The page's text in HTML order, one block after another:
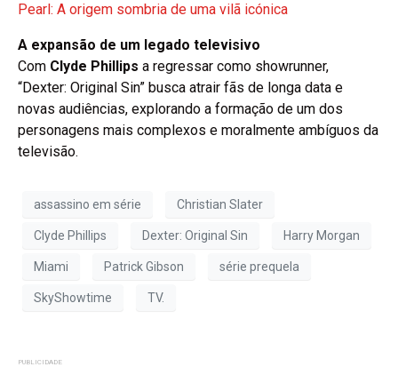
Pearl: A origem sombria de uma vilã icónica
A expansão de um legado televisivo
Com Clyde Phillips a regressar como showrunner,
“Dexter: Original Sin” busca atrair fãs de longa data e
novas audiências, explorando a formação de um dos
personagens mais complexos e moralmente ambíguos da
televisão.
assassino em série Christian Slater
Clyde Phillips Dexter: Original Sin Harry Morgan
Miami Patrick Gibson série prequela
SkyShowtime TV.
PUBLICIDADE